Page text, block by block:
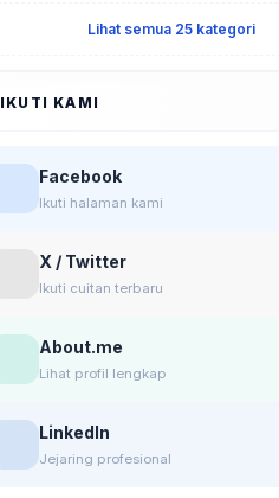
Lihat semua 25 kategori
IKUTI KAMI
Facebook
Ikuti halaman kami
X / Twitter
Ikuti cuitan terbaru
About.me
Lihat profil lengkap
LinkedIn
Jejaring profesional